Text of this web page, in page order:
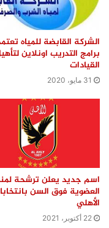
الشركة القابضة للمياه
برامج التدريب اونلاين
القيادات
31 مايو، 2020
اسم جديد يعلن ترشحة
العضوية فوق السن
الأهلي
22 أكتوبر، 2021